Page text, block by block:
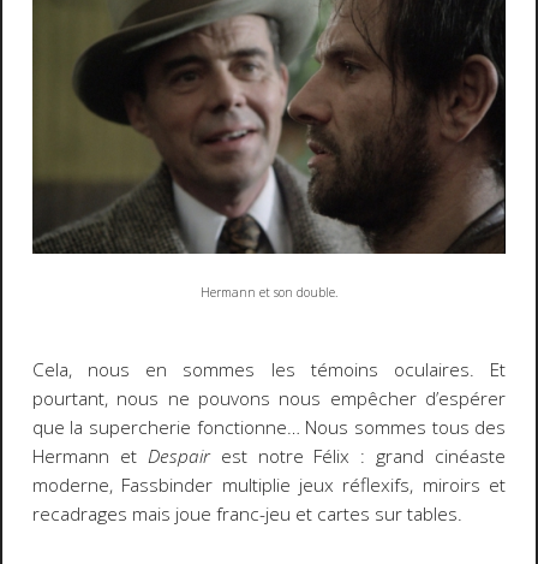
Hermann et son double.
Cela, nous en sommes les témoins oculaires. Et
pourtant, nous ne pouvons nous empêcher d’espérer
que la supercherie fonctionne… Nous sommes tous des
Hermann et Despairest notre Félix : grand cinéaste
moderne, Fassbinder multiplie jeux réflexifs, miroirs et
recadrages mais joue franc-jeu et cartes sur tables.